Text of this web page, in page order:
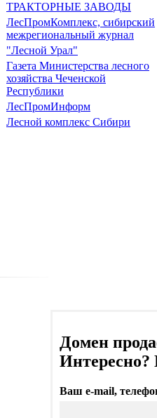
ТРАКТОРНЫЕ ЗАВОДЫ
ЛесПромКомплекс, сибирский
межрегиональный журнал
"Лесной Урал"
Газета Министерства лесного
хозяйства Чеченской
Республики
ЛесПромИнформ
Лесной комплекс Сибири
Домен
Ваш e-mail,